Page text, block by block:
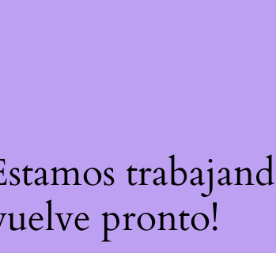
pronto!